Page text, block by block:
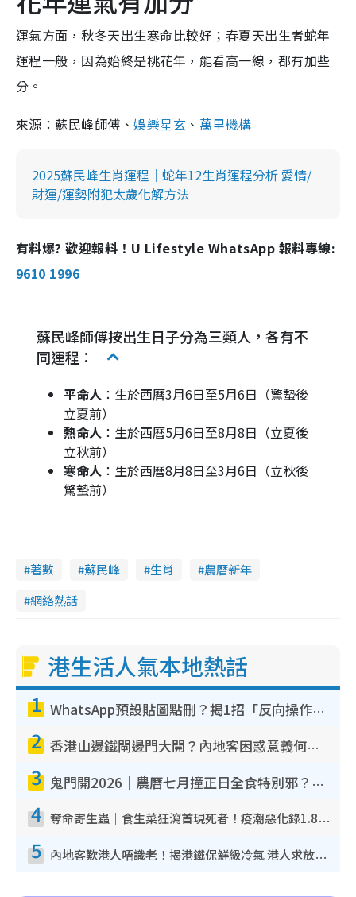
運氣方面，秋冬天出生寒命比較好；春夏天出生者蛇年
運程一般，因為始終是桃花年，能看高一線，都有加些
分。
來源：蘇民峰師傅、娛樂星玄 、 萬里機構
2025蘇民峰生肖運程｜蛇年12生肖運程分析 愛情/
財運/運勢附犯太歲化解方法
有料爆? 歡迎報料！U Lifestyle WhatsApp 報料專線:
9610 1996
蘇民峰師傅按出生日子分為三類人，各有不
同運程：
平命人 ：生於西曆3月6日至5月6日（驚蟄後
立夏前）
熱命人 ：生於西曆5月6日至8月8日（立夏後
立秋前）
寒命人 ：生於西曆8月8日至3月6日（立秋後
驚蟄前）
著數 蘇民峰 生肖
農曆新年
網絡熱話
港生活人氣本地熱話
1 WhatsApp預設貼圖點刪？揭1招「反向操作」還原簡潔介面 附3步實測教學
2 香港山邊鐵閘邊門大開？內地客困惑意義何在！網民神回覆：呢種叫法理性防禦
3 鬼門開2026｜農曆七月撞正日全食特別邪？專家警告切忌做一事！揭4大禁忌+2招保平安
4 奪命寄生蟲｜食生菜狂瀉首現死者！疫潮惡化錄1.8萬宗病例 揭洗菜3大謬誤
5 內地客歎港人唔識老！揭港鐵保鮮級冷氣 港人求放過：咪投訴